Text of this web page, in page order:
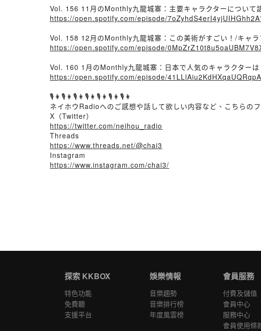
Vol. 156 11月のMonthly九龍城寨：主要キャラクターについて
https://open.spotify.com/episode/
Vol. 158 12月のMonthly九龍城寨：この美術がすごい！/キャ
https://open.spotify.com/episode/
Vol. 160 1月のMonthly九龍城寨：日本で人気のキャラクターは
https://open.spotify.com/episode/
🎙👩🎙👩🎙👩🎙👩🎙👩🎙👩🎙👩
ネイホウRadioへのご感想や話して欲しい内容など、こちらの
X（Twitter）
https://twitter.com/neihou_radio⁠
Threads
https://www.threads.net/@chai3
Instagram
https://www.instagram.com/chai3/
探索 KKBOX
特色功能
免費聽
支援平台
娛樂情報
音樂趨勢
音樂排行榜
年度風雲榜
會員服務
付費及儲值
會員中心
服務中心
會員使用條